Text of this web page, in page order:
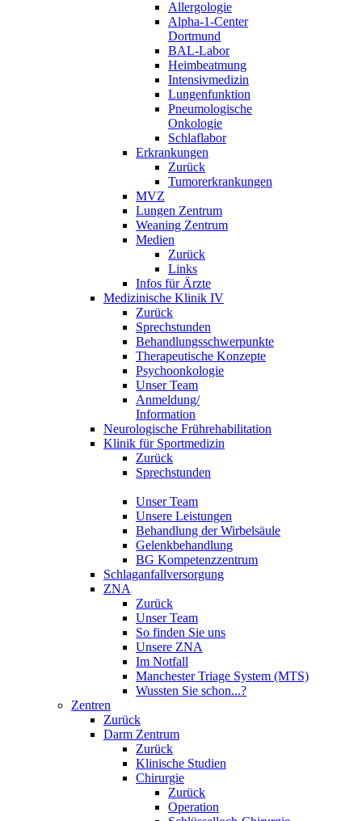
Allergologie
Alpha-1-Center
Dortmund
BAL-Labor
Heimbeatmung
Intensivmedizin
Lungenfunktion
Pneumologische
Onkologie
Schlaflabor
Erkrankungen
Zurück
Tumorerkrankungen
MVZ
Lungen Zentrum
Weaning Zentrum
Medien
Zurück
Links
Infos für Ärzte
Medizinische Klinik IV
Zurück
Sprechstunden
Behandlungsschwerpunkte
Therapeutische Konzepte
Psychoonkologie
Unser Team
Anmeldung/
Information
Neurologische Frührehabilitation
Klinik für Sportmedizin
Zurück
Sprechstunden
Unser Team
Unsere Leistungen
Behandlung der Wirbelsäule
Gelenkbehandlung
BG Kompetenzzentrum
Schlaganfallversorgung
ZNA
Zurück
Unser Team
So finden Sie uns
Unsere ZNA
Im Notfall
Manchester Triage System (MTS)
Wussten Sie schon...?
Zentren
Zurück
Darm Zentrum
Zurück
Klinische Studien
Chirurgie
Zurück
Operation